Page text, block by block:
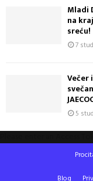
Mladi
na
sreću!
7
Večer
5